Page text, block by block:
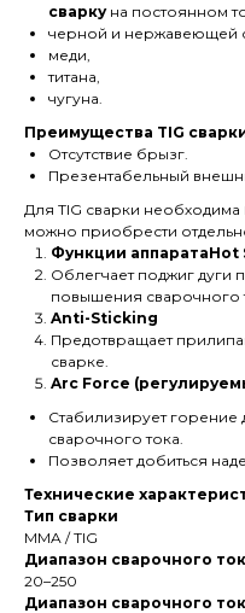
сваркуна постоянном
черной и нержавеющей
меди,
титана,
чугуна.
Преимущества TIG
Отсутствие брызг.
Презентабельный
Для TIG сварки необходима
можно приобрести
Функции аппаратаHot
Облегчает поджиг дуги
повышения сварочного
Anti-Sticking
Предотвращает
сварке.
Arc Force
Стабилизирует горение
сварочного тока.
Позволяет добиться
Технические
Тип сварки
MMA / TIG
Диапазон сварочного
20–250
Диапазон сварочного